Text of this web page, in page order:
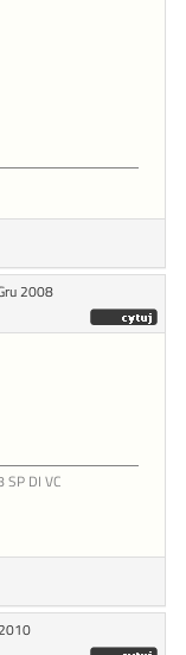
2008
DI VC